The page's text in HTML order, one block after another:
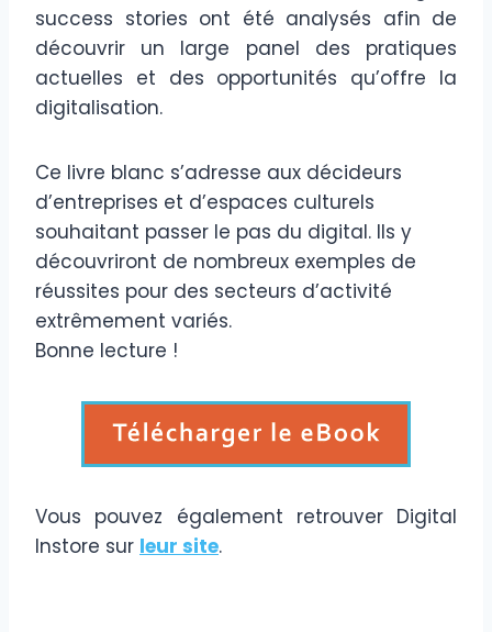
success stories ont été analysés afin de
découvrir un large panel des pratiques
actuelles et des opportunités qu’offre la
digitalisation.
Ce livre blanc s’adresse aux décideurs
d’entreprises et d’espaces culturels
souhaitant passer le pas du digital. Ils y
découvriront de nombreux exemples de
réussites pour des secteurs d’activité
extrêmement variés.
Bonne lecture !
Vous pouvez également retrouver Digital
Instore sur leur site.